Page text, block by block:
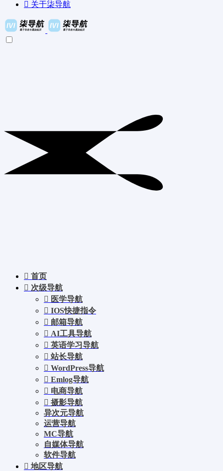
关于柒导航
首页
次级导航
医学导航
IOS快捷指令
邮箱导航
AI工具导航
英语学习导航
站长导航
WordPress导航
Emlog导航
电商导航
摄影导航
异次元导航
运营导航
MC导航
自媒体导航
软件导航
地区导航